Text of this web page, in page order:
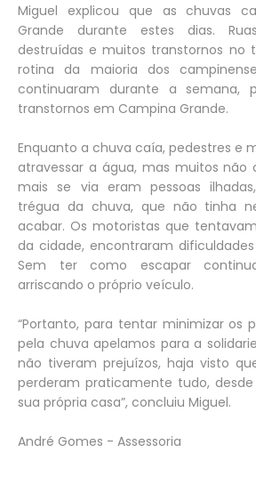
Miguel explicou que as chuvas
Grande durante estes dias.
destruídas e muitos transtornos no
rotina da maioria dos
continuaram durante a semana,
transtornos em Campina Grande.
Enquanto a chuva caía, pedestres e
atravessar a água, mas muitos não
mais se via eram pessoas
trégua da chuva, que não tinha
acabar. Os motoristas que
da cidade, encontraram
Sem ter como escapar
arriscando o próprio veículo.
“Portanto, para tentar minimizar os
pela chuva apelamos para a
não tiveram prejuízos, haja visto
perderam praticamente tudo,
sua própria casa”, concluiu Miguel.
André Gomes - Assessoria